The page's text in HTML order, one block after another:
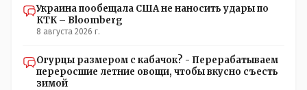
Украина пообещала США не наносить удары по
КТК – Bloomberg
8 августа 2026 г.
Огурцы размером с кабачок? - Перерабатываем
переросшие летние овощи, чтобы вкусно съесть
зимой